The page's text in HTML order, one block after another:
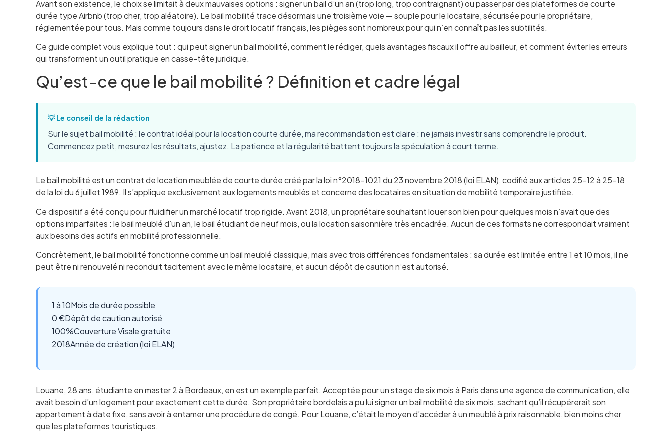
Avant son existence, le choix se limitait à deux mauvaises options : signer un bail d’un an (trop long, trop contraignant) ou passer par des plateformes de courte
durée type Airbnb (trop cher, trop aléatoire). Le bail mobilité trace désormais une troisième voie — souple pour le locataire, sécurisée pour le propriétaire,
réglementée pour tous. Mais comme toujours dans le droit locatif français, les pièges sont nombreux pour qui n’en connaît pas les subtilités.
Ce guide complet vous explique tout : qui peut signer un bail mobilité, comment le rédiger, quels avantages fiscaux il offre au bailleur, et comment éviter les erreurs
qui transforment un outil pratique en casse-tête juridique.
Qu’est-ce que le bail mobilité ? Définition et cadre légal
💡 Le conseil de la rédaction
Sur le sujet bail mobilité : le contrat idéal pour la location courte durée, ma recommandation est claire : ne jamais investir sans comprendre le produit.
Commencez petit, mesurez les résultats, ajustez. La patience et la régularité battent toujours la spéculation à court terme.
Le bail mobilité est un contrat de location meublée de courte durée créé par la loi n°2018-1021 du 23 novembre 2018 (loi ELAN), codifié aux articles 25-12 à 25-18
de la loi du 6 juillet 1989. Il s’applique exclusivement aux logements meublés et concerne des locataires en situation de mobilité temporaire justifiée.
Ce dispositif a été conçu pour fluidifier un marché locatif trop rigide. Avant 2018, un propriétaire souhaitant louer son bien pour quelques mois n’avait que des
options imparfaites : le bail meublé d’un an, le bail étudiant de neuf mois, ou la location saisonnière très encadrée. Aucun de ces formats ne correspondait vraiment
aux besoins des actifs en mobilité professionnelle.
Concrètement, le bail mobilité fonctionne comme un bail meublé classique, mais avec trois différences fondamentales : sa durée est limitée entre 1 et 10 mois, il ne
peut être ni renouvelé ni reconduit tacitement avec le même locataire, et aucun dépôt de caution n’est autorisé.
1 à 10Mois de durée possible
0 €Dépôt de caution autorisé
100%Couverture Visale gratuite
2018Année de création (loi ELAN)
Louane, 28 ans, étudiante en master 2 à Bordeaux, en est un exemple parfait. Acceptée pour un stage de six mois à Paris dans une agence de communication, elle
avait besoin d’un logement pour exactement cette durée. Son propriétaire bordelais a pu lui signer un bail mobilité de six mois, sachant qu’il récupérerait son
appartement à date fixe, sans avoir à entamer une procédure de congé. Pour Louane, c’était le moyen d’accéder à un meublé à prix raisonnable, bien moins cher
que les plateformes touristiques.